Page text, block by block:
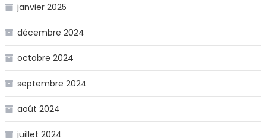
janvier 2025
décembre 2024
octobre 2024
septembre 2024
août 2024
juillet 2024